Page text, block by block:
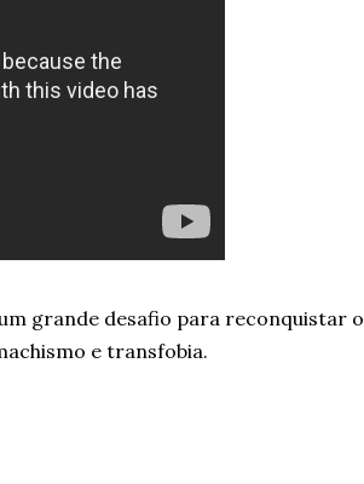
grande desafio para reconquistar o
e transfobia.